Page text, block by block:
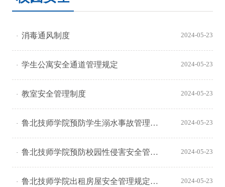
消毒通风制度 2024-05-23
学生公寓安全通道管理规定 2024-05-23
教室安全管理制度 2024-05-23
鲁北技师学院预防学生溺水事故管理制度 2024-05-23
鲁北技师学院预防校园性侵害安全管理办法 2024-05-23
鲁北技师学院出租房屋安全管理规定（试 行） 2024-05-23